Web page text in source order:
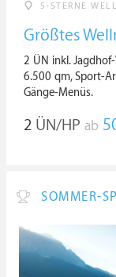
5-STERNE
Größtes
2 ÜN inkl.
6.500 qm, Sport-
Gänge-Menüs.
2 ÜN/HP ab
SOMMER-